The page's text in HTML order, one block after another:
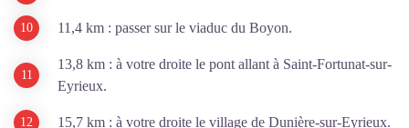
11,4 km : passer sur le viaduc du Boyon.
13,8 km : à votre droite le pont allant à Saint-Fortunat-sur-
Eyrieux.
15,7 km : à votre droite le village de Dunière-sur-Eyrieux.